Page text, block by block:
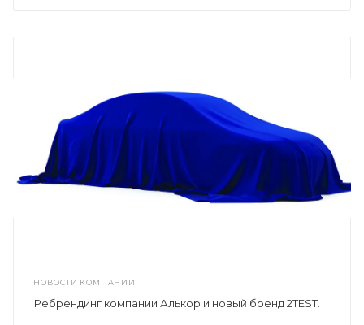
НОВОСТИ КОМПАНИИ
Ребрендинг компании Алькор и новый бренд 2TEST.